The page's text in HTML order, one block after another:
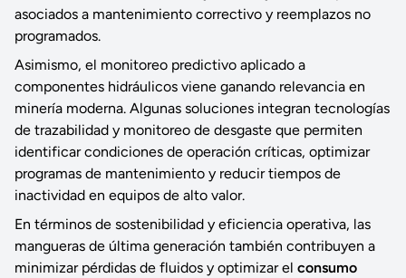
asociados a mantenimiento correctivo y reemplazos no
programados.
Asimismo, el monitoreo predictivo aplicado a
componentes hidráulicos viene ganando relevancia en
minería moderna. Algunas soluciones integran tecnologías
de trazabilidad y monitoreo de desgaste que permiten
identificar condiciones de operación críticas, optimizar
programas de mantenimiento y reducir tiempos de
inactividad en equipos de alto valor.
En términos de sostenibilidad y eficiencia operativa, las
mangueras de última generación también contribuyen a
minimizar pérdidas de fluidos y optimizar el consumo